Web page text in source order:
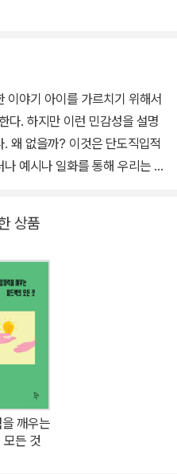
기 위해서
다. 하지만 이런 민감성을 설명
왜 없을까? 이것은 단도직입적
예시나 일화를 통해 우리는 교
생활하는 현장의 선생님들에게,
선생님들에게 자신이 교사로서
미할 수 있는 기회를 줄 것이다.
상품
깨우는
모든 것